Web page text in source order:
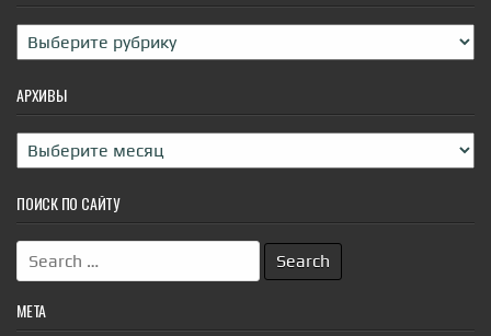
Рубрики
АРХИВЫ
Архивы
ПОИСК ПО САЙТУ
Search
for:
МЕТА